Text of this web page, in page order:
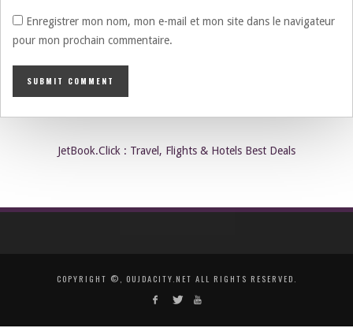
Enregistrer mon nom, mon e-mail et mon site dans le navigateur
pour mon prochain commentaire.
JetBook.Click : Travel, Flights & Hotels Best Deals
COPYRIGHT ©, OUJDACITY.NET ALL RIGHTS RESERVED.